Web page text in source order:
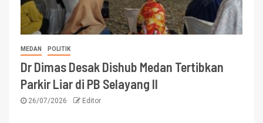
MEDAN POLITIK
Dr Dimas Desak Dishub Medan Tertibkan
Parkir Liar di PB Selayang II
26/07/2026 Editor